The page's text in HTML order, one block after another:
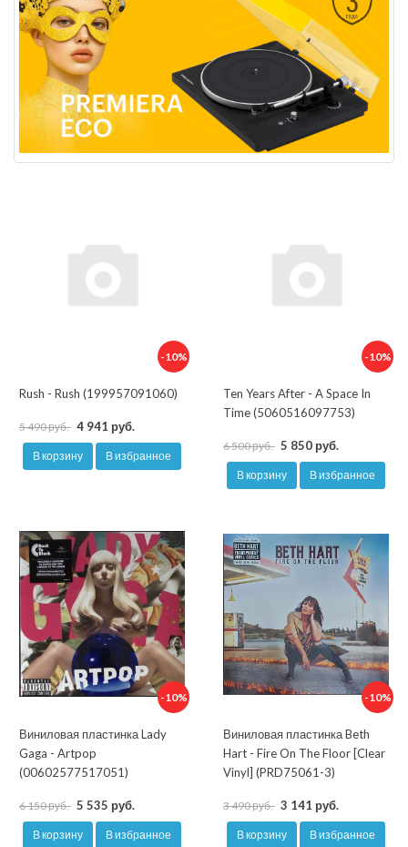
-10%
Rush - Rush (199957091060)
5 490 руб. 4 941 руб.
В корзину В избранное
-10%
Ten Years After - A Space In
Time (5060516097753)
6 500 руб. 5 850 руб.
В корзину В избранное
-10%
Виниловая пластинка Lady
Gaga - Artpop
(00602577517051)
6 150 руб. 5 535 руб.
В корзину В избранное
-10%
Виниловая пластинка Beth
Hart - Fire On The Floor [Clear
Vinyl] (PRD75061-3)
3 490 руб. 3 141 руб.
В корзину В избранное